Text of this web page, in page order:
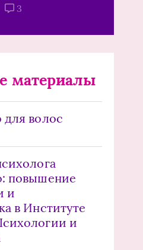
3
материалы
волос
повышение
и
в Институте
и